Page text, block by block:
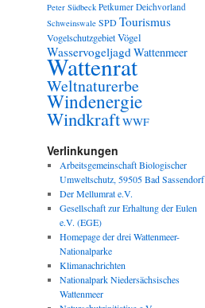
Peter Südbeck Petkumer Deichvorland
Schweinswale SPDTourismus
VogelschutzgebietVögel
WasservogeljagdWattenmeer
Wattenrat
Weltnaturerbe
Windenergie
WindkraftWWF
Verlinkungen
Arbeitsgemeinschaft Biologischer
Umweltschutz, 59505 Bad Sassendorf
Der Mellumrat e.V.
Gesellschaft zur Erhaltung der Eulen
e.V. (EGE)
Homepage der drei Wattenmeer-
Nationalparke
Klimanachrichten
Nationalpark Niedersächsisches
Wattenmeer